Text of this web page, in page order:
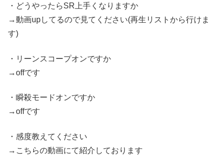
・どうやったらSR上手くなりますか
→動画upしてるので見てください(再生リストから行けま
す)
・リーンスコープオンですか
→offです
・瞬殺モードオンですか
→offです
・感度教えてください
→こちらの動画にて紹介しております